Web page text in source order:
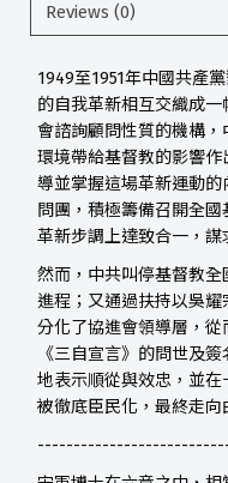
Reviews (0)
1949至1951年中國共產
的自我革新相互交織成
會諮詢顧問性質的機構
環境帶給基督教的影響作
導並掌握這場革新運動
問團，積極籌備召開全
革新步調上達致合一，謀
然而，中共叫停基督教
進程；又通過扶持以吳
分化了協進會領導層，
《三自宣言》的問世及
地表示順從與效忠，並
被徹底臣民化，最終走向